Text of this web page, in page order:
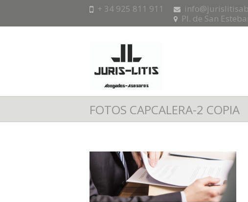
+ 34 925 811 911
Pl. de San
FOTOS CAPCALERA-2 COPIA